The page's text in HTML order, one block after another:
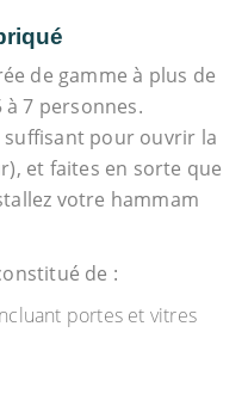
de gamme à plus de
à 7 personnes.
suffisant pour ouvrir la
et faites en sorte que
votre hammam
de :
portes et vitres